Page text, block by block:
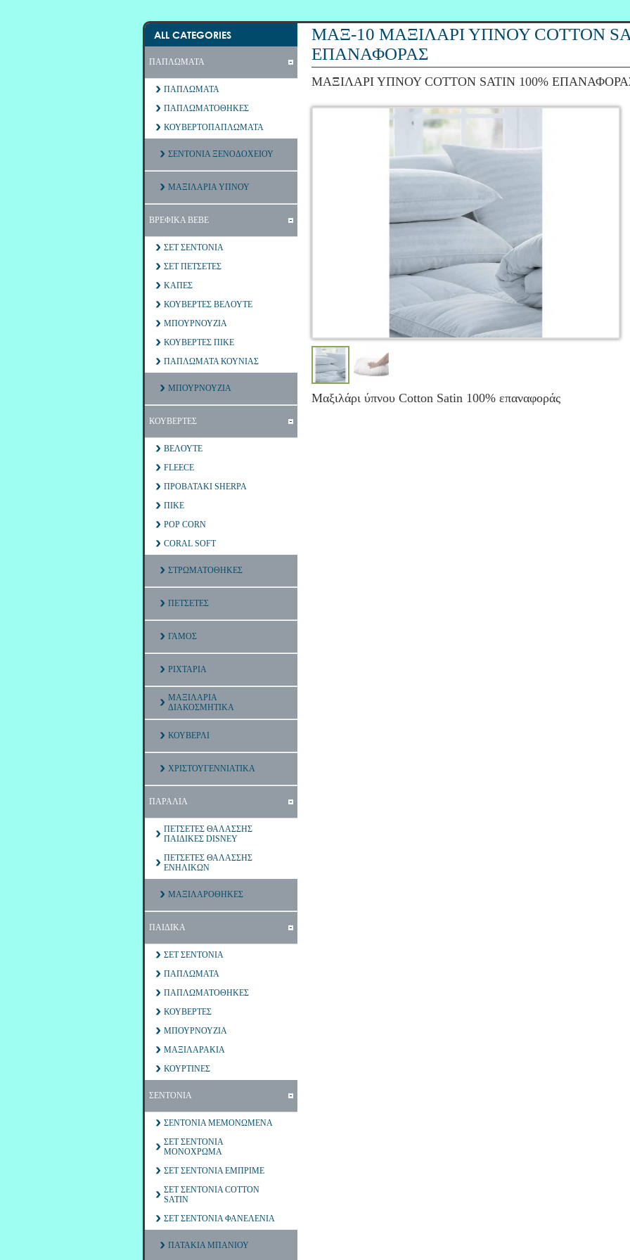
ALL CATEGORIES
ΠΑΠΛΩΜΑΤΑ
ΠΑΠΛΩΜΑΤΑ
ΠΑΠΛΩΜΑΤΟΘΗΚΕΣ
ΚΟΥΒΕΡΤΟΠΑΠΛΩΜΑΤΑ
ΣΕΝΤΟΝΙΑ ΞΕΝΟΔΟΧΕΙΟΥ
ΜΑΞΙΛΑΡΙΑ ΥΠΝΟΥ
ΒΡΕΦΙΚΑ ΒΕΒΕ
ΣΕΤ ΣΕΝΤΟΝΙΑ
ΣΕΤ ΠΕΤΣΕΤΕΣ
ΚΑΠΕΣ
ΚΟΥΒΕΡΤΕΣ ΒΕΛΟΥΤΕ
ΜΠΟΥΡΝΟΥΖΙΑ
ΚΟΥΒΕΡΤΕΣ ΠΙΚΕ
ΠΑΠΛΩΜΑΤΑ ΚΟΥΝΙΑΣ
ΜΠΟΥΡΝΟΥΖΙΑ
ΚΟΥΒΕΡΤΕΣ
ΒΕΛΟΥΤΕ
FLEECE
ΠΡΟΒΑΤΑΚΙ SHERPA
ΠΙΚΕ
POP CORN
CORAL SOFT
ΣΤΡΩΜΑΤΟΘΗΚΕΣ
ΠΕΤΣΕΤΕΣ
ΓΑΜΟΣ
ΡΙΧΤΑΡΙΑ
ΜΑΞΙΛΑΡΙΑ
ΔΙΑΚΟΣΜΗΤΙΚΑ
ΚΟΥΒΕΡΛΙ
ΧΡΙΣΤΟΥΓΕΝΝΙΑΤΙΚΑ
ΠΑΡΑΛΙΑ
ΠΕΤΣΕΤΕΣ ΘΑΛΑΣΣΗΣ
ΠΑΙΔΙΚΕΣ DISNEY
ΠΕΤΣΕΤΕΣ ΘΑΛΑΣΣΗΣ
ΕΝΗΛΙΚΩΝ
ΜΑΞΙΛΑΡΟΘΗΚΕΣ
ΠΑΙΔΙΚΑ
ΣΕΤ ΣΕΝΤΟΝΙΑ
ΠΑΠΛΩΜΑΤΑ
ΠΑΠΛΩΜΑΤΟΘΗΚΕΣ
ΚΟΥΒΕΡΤΕΣ
ΜΠΟΥΡΝΟΥΖΙΑ
ΜΑΞΙΛΑΡΑΚΙΑ
ΚΟΥΡΤΙΝΕΣ
ΣΕΝΤΟΝΙΑ
ΣΕΝΤΟΝΙΑ ΜΕΜΟΝΩΜΕΝΑ
ΣΕΤ ΣΕΝΤΟΝΙΑ
ΜΟΝΟΧΡΩΜΑ
ΣΕΤ ΣΕΝΤΟΝΙΑ ΕΜΠΡΙΜΕ
ΣΕΤ ΣΕΝΤΟΝΙΑ COTTON
SATIN
ΣΕΤ ΣΕΝΤΟΝΙΑ ΦΑΝΕΛΕΝΙΑ
ΠΑΤΑΚΙΑ ΜΠΑΝΙΟΥ
ΜΑΞ-10 ΜΑΞΙΛΑΡΙ ΥΠΝΟΥ COTTON
ΕΠΑΝΑΦΟΡΑΣ
ΜΑΞΙΛΑΡΙ ΥΠΝΟΥ COTTON SATIN 100%
Μαξιλάρι ύπνου Cotton Satin 100% επαναφοράς